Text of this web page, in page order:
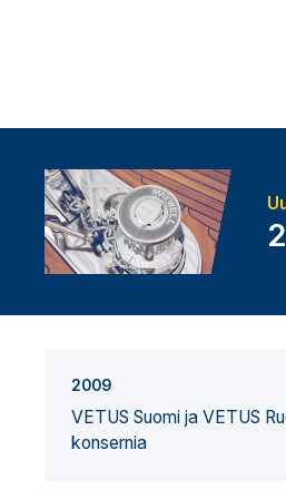
2009
VETUS Suomi ja VETUS
konsernia